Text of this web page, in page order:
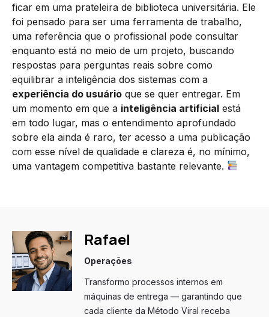
ficar em uma prateleira de biblioteca universitária. Ele
foi pensado para ser uma ferramenta de trabalho,
uma referência que o profissional pode consultar
enquanto está no meio de um projeto, buscando
respostas para perguntas reais sobre como
equilibrar a inteligência dos sistemas com a
experiência do usuário que se quer entregar. Em
um momento em que a inteligência artificial está
em todo lugar, mas o entendimento aprofundado
sobre ela ainda é raro, ter acesso a uma publicação
com esse nível de qualidade e clareza é, no mínimo,
uma vantagem competitiva bastante relevante.
Rafael
Operações
Transformo processos internos em
máquinas de entrega — garantindo que
cada cliente da Método Viral receba